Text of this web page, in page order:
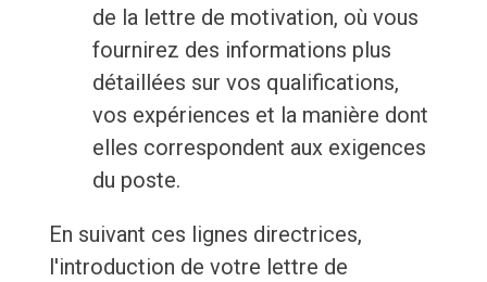
de la lettre de motivation, où vous
fournirez des informations plus
détaillées sur vos qualifications,
vos expériences et la manière dont
elles correspondent aux exigences
du poste.
En suivant ces lignes directrices,
l'introduction de votre lettre de